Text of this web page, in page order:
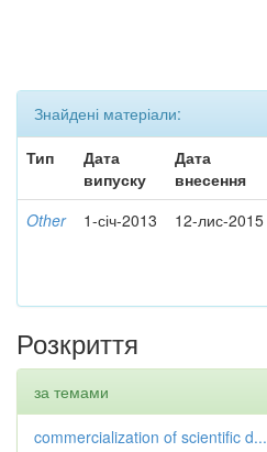
Знайдені матеріали:
Тип
Дата
випуску
Дата
внесення
Other 1-січ-2013 12-лис-2015
Розкриття
за темами
commercialization of scientific d...